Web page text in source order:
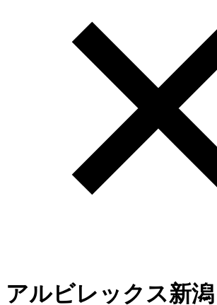
アルビレックス新潟